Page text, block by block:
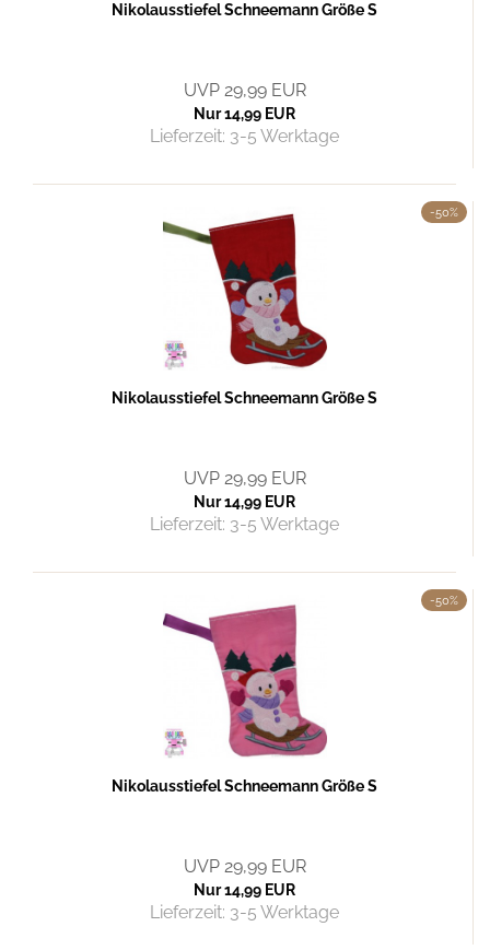
Nikolausstiefel Schneemann Größe S
UVP 29,99 EUR
Nur 14,99 EUR
Lieferzeit: 3-5 Werktage
-50%
Nikolausstiefel Schneemann Größe S
UVP 29,99 EUR
Nur 14,99 EUR
Lieferzeit: 3-5 Werktage
-50%
Nikolausstiefel Schneemann Größe S
UVP 29,99 EUR
Nur 14,99 EUR
Lieferzeit: 3-5 Werktage